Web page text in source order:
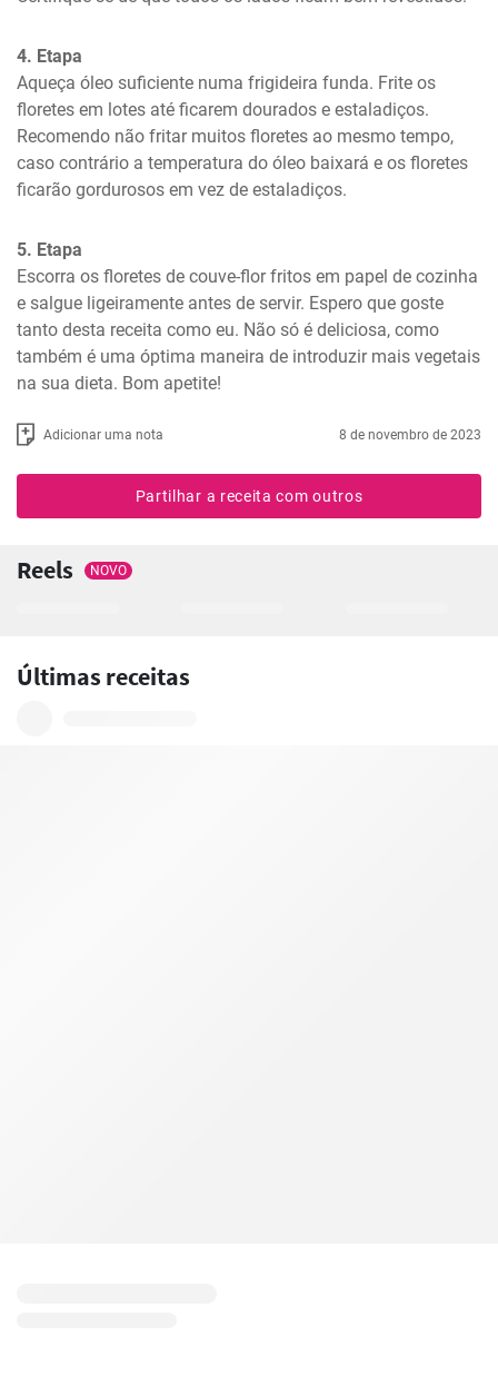
4. Etapa
Aqueça óleo suficiente numa frigideira funda. Frite os
floretes em lotes até ficarem dourados e estaladiços.
Recomendo não fritar muitos floretes ao mesmo tempo,
caso contrário a temperatura do óleo baixará e os floretes
ficarão gordurosos em vez de estaladiços.
5. Etapa
Escorra os floretes de couve-flor fritos em papel de cozinha
e salgue ligeiramente antes de servir. Espero que goste
tanto desta receita como eu. Não só é deliciosa, como
também é uma óptima maneira de introduzir mais vegetais
na sua dieta. Bom apetite!
Adicionar uma nota 8 de novembro de 2023
Partilhar a receita com outros
Reels NOVO
Últimas receitas